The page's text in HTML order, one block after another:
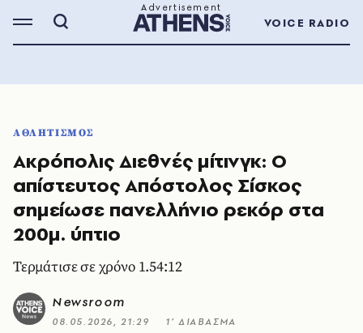
VOICE RADIO
ΑΘΛΗΤΙΣΜΟΣ
Ακρόπολις Διεθνές μίτινγκ: Ο
απίστευτος Απόστολος Σίσκος
σημείωσε πανελλήνιο ρεκόρ στα
200μ. ύπτιο
Τερμάτισε σε χρόνο 1.54:12
Newsroom
08.05.2026, 21:29 1’ ΔΙΑΒΑΣΜΑ